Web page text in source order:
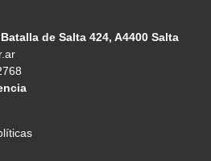
de Salta 424, A4400 Salta